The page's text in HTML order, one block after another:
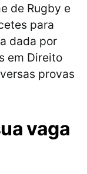
de Rugby e
para
dada por
em Direito
provas
vaga